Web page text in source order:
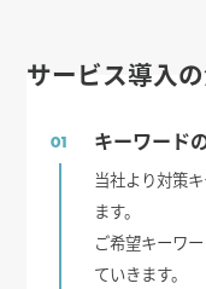
サービス導入
01 キーワード
当社より対策
ます。
ご希望キーワ
ていきます。